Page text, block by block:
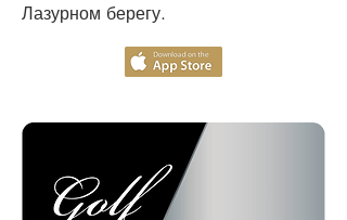
Лазурном берегу.